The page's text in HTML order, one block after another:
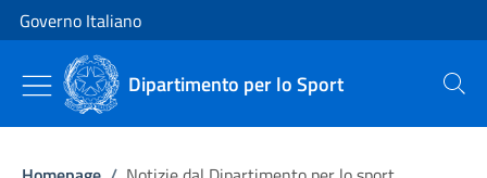
Vai al contenuto
Vai alla navigazione del sito
Governo Italiano
Dipartimento per lo Sport Cerca